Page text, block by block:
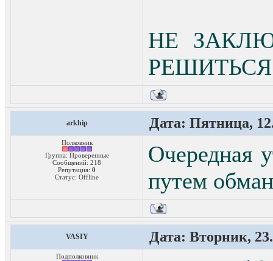
НЕ
arkhip Дата: Пятница,
Полковник
Группа: Проверенные
Сообщений: 218
Репутация: 0
Статус: Offline
Очередная
путем
VASIY Дата: Вторник,
Подполковник